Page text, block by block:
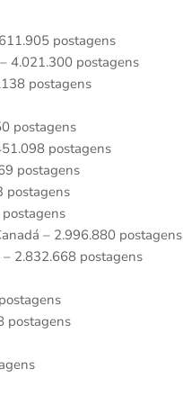
postagens
4.021.300 postagens
postagens
postagens
postagens
postagens
postagens
– 2.996.880 postagens
2.832.668 postagens
postagens